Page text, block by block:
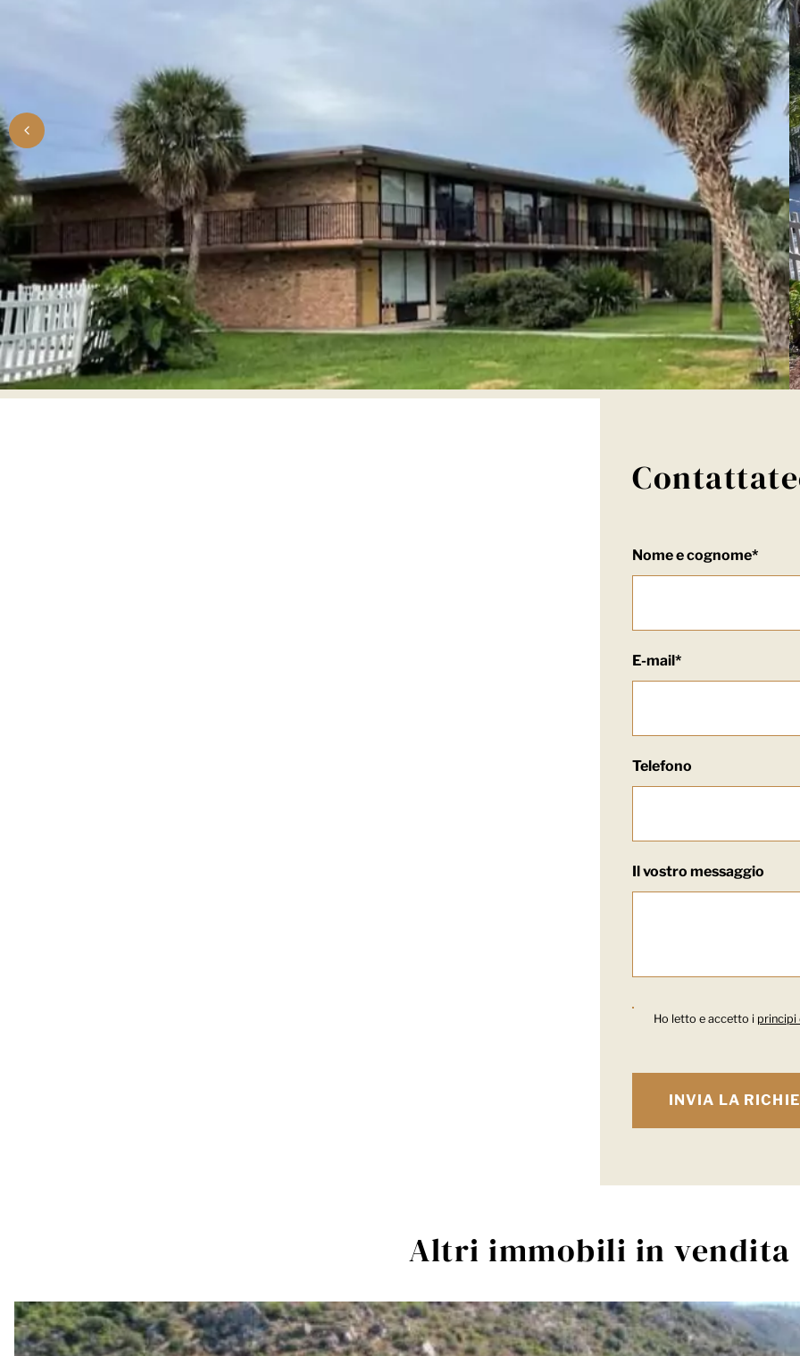
Nome e cognome*
E-mail*
Telefono
Il vostro messaggio
Ho letto e accetto i principi
Altri immobili in vendita